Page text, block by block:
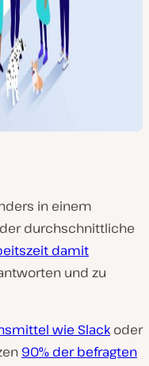
in einem
durchschnittliche
damit
und zu
wie Slack oder
90% der befragten